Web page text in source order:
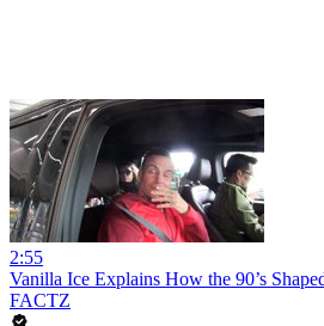
2:55
Vanilla Ice Explains How the 90’s
FACTZ